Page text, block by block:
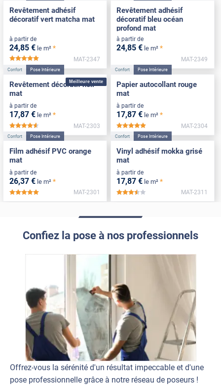
Revêtement adhésif
décoratif vert matcha mat
à partir de
24,85 € le m² *
*****
MAT-2347
Revêtement adhésif
décoratif bleu océan
profond mat
à partir de
24,85 € le m² *
MAT-2349
Meilleure vente
Confort Pose Intérieure
Revêtement décoratif noir
mat
à partir de
17,87 € le m² *
*****
MAT-2303
Confort Pose Intérieure
Papier autocollant rouge
mat
à partir de
17,87 € le m² *
MAT-2304
Confort Pose Intérieure
Film adhésif PVC orange
mat
à partir de
26,37 € le m² *
*****
MAT-2301
Confort Pose Intérieure
Vinyl adhésif mokka grisé
mat
à partir de
17,87 € le m² *
*****
MAT-2311
Confiez la pose à nos professionnels
Offrez-vous la sérénité d'un résultat impeccable et d'une
pose professionnelle grâce à notre réseau de poseurs !